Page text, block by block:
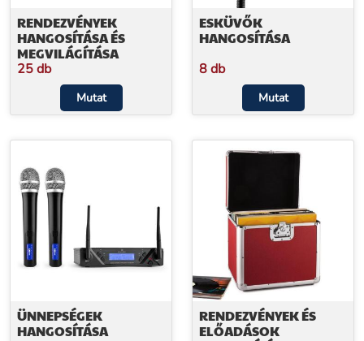
RENDEZVÉNYEK
HANGOSÍTÁSA ÉS
MEGVILÁGÍTÁSA
25 db
Mutat
ESKÜVŐK
HANGOSÍTÁSA
8 db
Mutat
ÜNNEPSÉGEK
HANGOSÍTÁSA
RENDEZVÉNYEK ÉS
ELŐADÁSOK